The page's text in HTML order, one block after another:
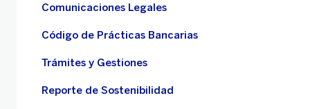
Comunicaciones Legales
Código de Prácticas Bancarias
Trámites y Gestiones
Reporte de Sostenibilidad